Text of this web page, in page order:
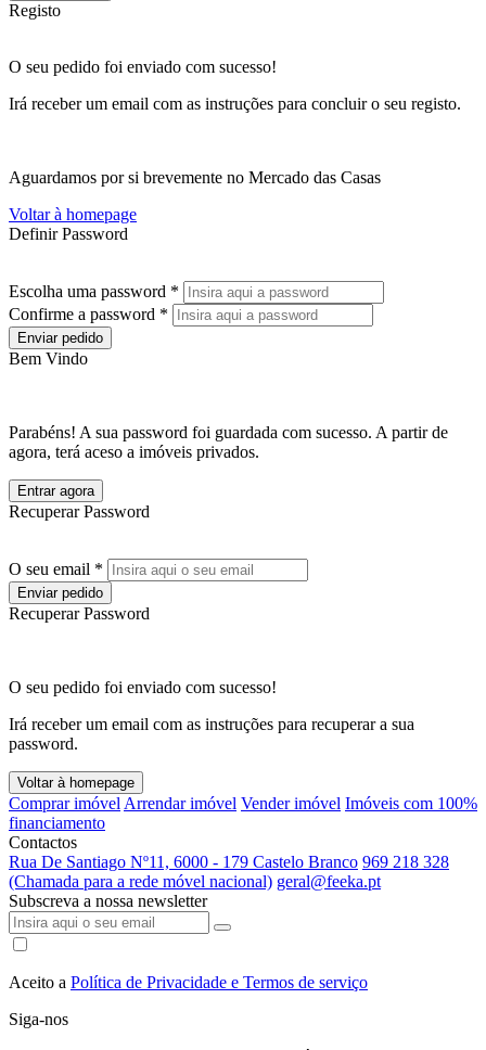
Registo
O seu pedido foi enviado com sucesso!
Irá receber um email com as instruções para concluir o seu registo.
Aguardamos por si brevemente no Mercado das Casas
Voltar à homepage
Definir Password
Escolha uma password *
Confirme a password *
Enviar pedido
Bem Vindo
Parabéns! A sua password foi guardada com sucesso. A partir de
agora, terá aceso a imóveis privados.
Entrar agora
Recuperar Password
O seu email *
Enviar pedido
Recuperar Password
O seu pedido foi enviado com sucesso!
Irá receber um email com as instruções para recuperar a sua
password.
Voltar à homepage
Comprar imóvel Arrendar imóvel Vender imóvel Imóveis com 100%
financiamento
Contactos
Rua De Santiago Nº11, 6000 - 179 Castelo Branco 969 218 328
(Chamada para a rede móvel nacional) geral@feeka.pt
Subscreva a nossa newsletter
Aceito a Política de Privacidade e Termos de serviço
Siga-nos